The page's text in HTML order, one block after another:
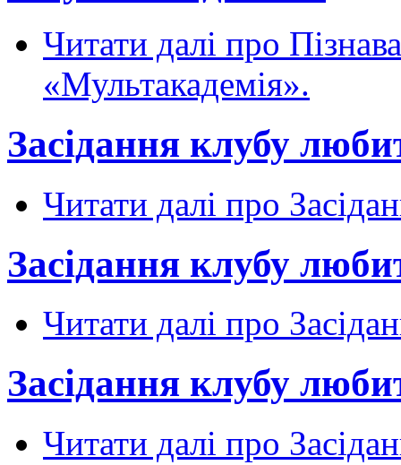
Читати далі про
«Мультакадемія».
Засідання клубу
Читати далі про
Засідання клубу
Читати далі про
Засідання клубу
Читати далі про